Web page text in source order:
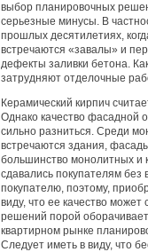
выбор планировочных
серьезные минусы. В
прошлых десятилетиях,
встречаются «завалы» и
дефекты заливки бетона.
затрудняют отделочные
Керамический кирпич
Однако качество фасадной
сильно разниться. Среди
встречаются здания,
большинство монолитных и
сдавались покупателям без
покупателю, поэтому,
виду, что ее качество
решений порой
квартирном рынке
Следует иметь в виду, что